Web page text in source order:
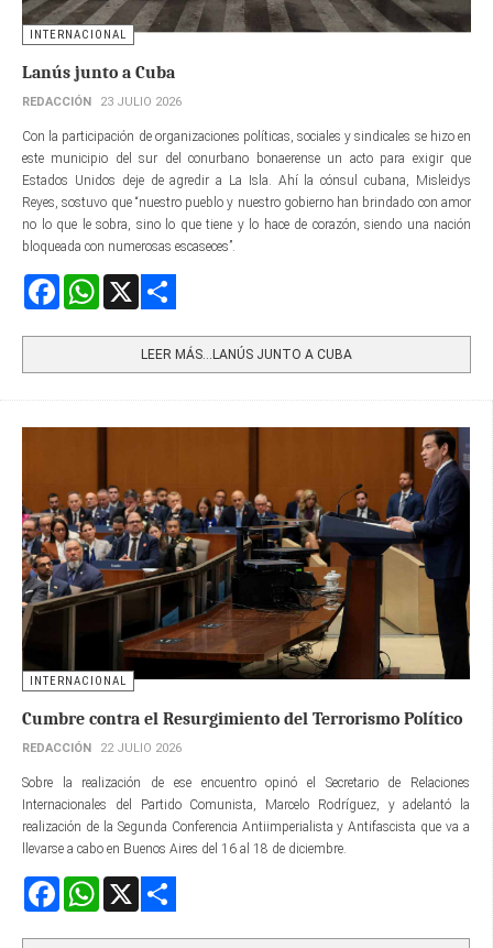
INTERNACIONAL
Lanús junto a Cuba
REDACCIÓN 23 JULIO 2026
Con la participación de organizaciones políticas, sociales y sindicales se hizo en
este municipio del sur del conurbano bonaerense un acto para exigir que
Estados Unidos deje de agredir a La Isla. Ahí la cónsul cubana, Misleidys
Reyes, sostuvo que “nuestro pueblo y nuestro gobierno han brindado con amor
no lo que le sobra, sino lo que tiene y lo hace de corazón, siendo una nación
bloqueada con numerosas escaseces”.
FacebookWhatsApp
LEER MÁS…LANÚS JUNTO A CUBA
INTERNACIONAL
Cumbre contra el Resurgimiento del Terrorismo Político
REDACCIÓN 22 JULIO 2026
Sobre la realización de ese encuentro opinó el Secretario de Relaciones
Internacionales del Partido Comunista, Marcelo Rodríguez, y adelantó la
realización de la Segunda Conferencia Antiimperialista y Antifascista que va a
llevarse a cabo en Buenos Aires del 16 al 18 de diciembre.
FacebookWhatsApp